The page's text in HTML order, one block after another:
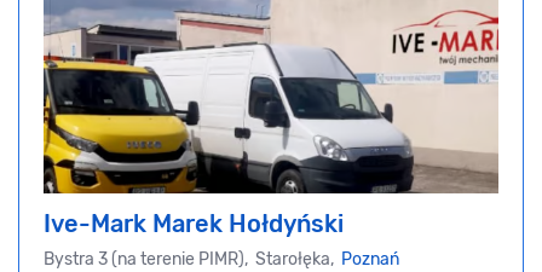
Ive-Mark Marek Hołdyński
Bystra 3 (na terenie PIMR), Starołęka, Poznań